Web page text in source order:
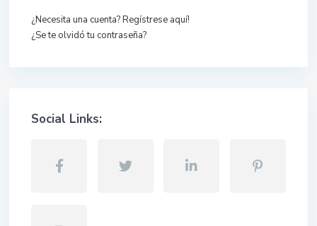
¿Necesita una cuenta? Regístrese aquí!
¿Se te olvidó tu contraseña?
Social Links: